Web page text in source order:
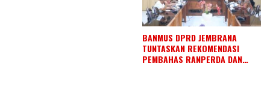
BANMUS DPRD JEMBRANA
TUNTASKAN REKOMENDASI
PEMBAHAS RANPERDA DAN